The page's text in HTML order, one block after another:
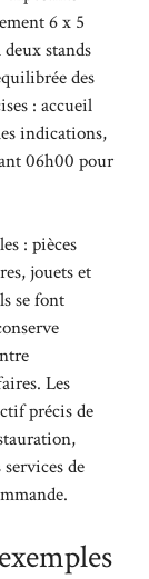
6 x 5
stands
des
: accueil
indications,
06h00 pour
: pièces
jouets et
se font
Les
précis de
de